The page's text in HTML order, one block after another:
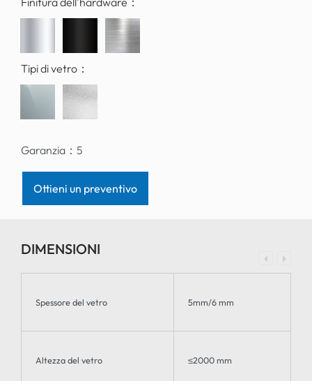
Tipi di vetro：
Garanzia： 5
Ottieni un preventivo
DIMENSIONI
Spessore del vetro 5mm/6 mm
Altezza del vetro ≤2000 mm